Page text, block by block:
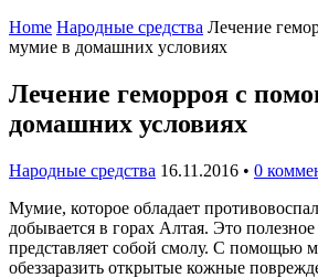
Home Народные средства Лечение
мумие в домашних условиях
Лечение геморроя с
домашних условиях
Народные средства 16.11.2016 • 0
Мумие, которое обладает
добывается в горах Алтая. Это
представляет собой смолу. С помощью
обеззаразить открытые кожные